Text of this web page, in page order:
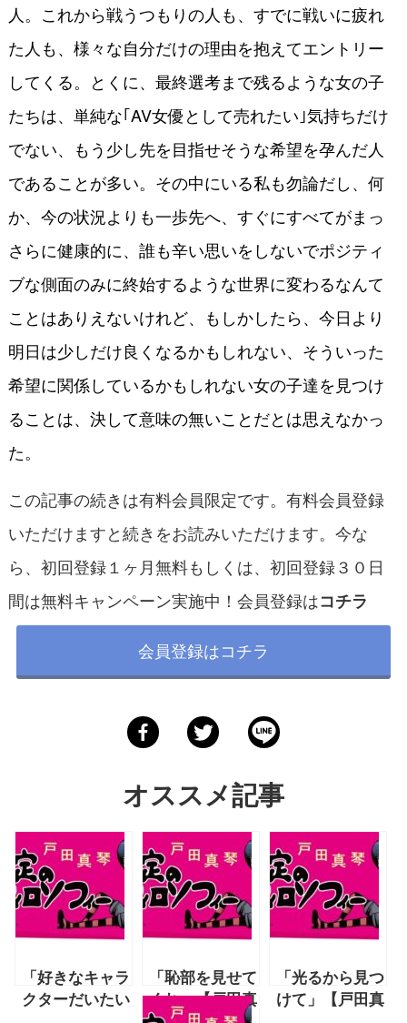
人。これから戦うつもりの人も、すでに戦いに疲れ
た人も、様々な自分だけの理由を抱えてエントリー
してくる。とくに、最終選考まで残るような女の子
たちは、単純な｢AV女優として売れたい｣気持ちだけ
でない、もう少し先を目指せそうな希望を孕んだ人
であることが多い。その中にいる私も勿論だし、何
か、今の状況よりも一歩先へ、すぐにすべてがまっ
さらに健康的に、誰も辛い思いをしないでポジティ
ブな側面のみに終始するような世界に変わるなんて
ことはありえないけれど、もしかしたら、今日より
明日は少しだけ良くなるかもしれない、そういった
希望に関係しているかもしれない女の子達を見つけ
ることは、決して意味の無いことだとは思えなかっ
た。
この記事の続きは有料会員限定です。有料会員登録
いただけますと続きをお読みいただけます。今な
ら、初回登録１ヶ月無料もしくは、初回登録３０日
間は無料キャンペーン実施中！会員登録はコチラ
会員登録はコチラ
オススメ記事
「好きなキャラ
クターだいたい
「恥部を見せて
くれ」【戸田真
「光るから見つ
けて」【戸田真